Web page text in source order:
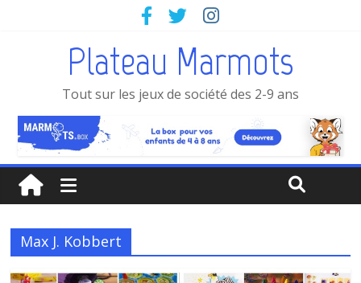
Plateau Marmots
Tout sur les jeux de société des 2-9 ans
Max J. Kobbert